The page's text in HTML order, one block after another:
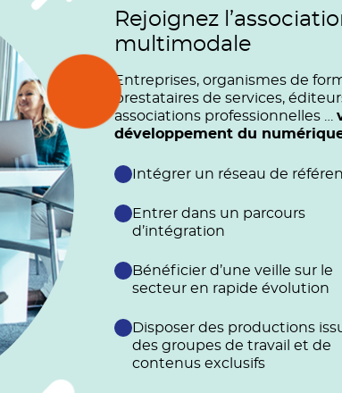
Rejoignez
multimodale
Entreprises, organismes de
prestataires de services,
associations professionnelles …
développement du
Intégrer un réseau de
Entrer dans un parcours
d’intégration
Bénéficier d’une veille sur le
secteur en rapide évolution
Disposer des productions
des groupes de travail et de
contenus exclusifs